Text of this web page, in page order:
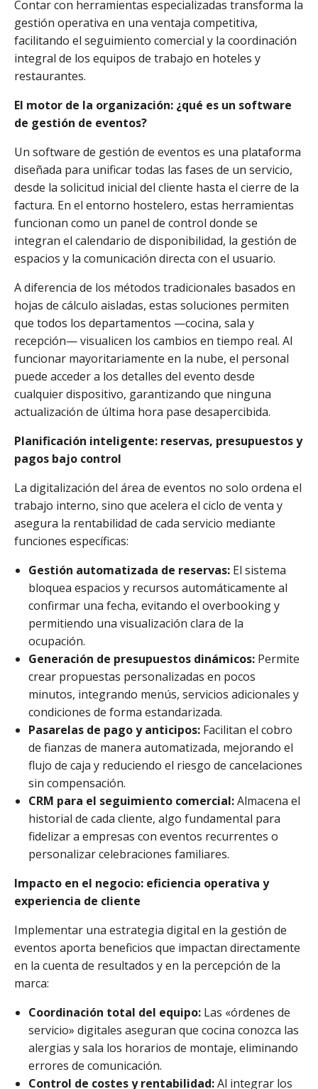
Contar con herramientas especializadas transforma la
gestión operativa en una ventaja competitiva,
facilitando el seguimiento comercial y la coordinación
integral de los equipos de trabajo en hoteles y
restaurantes.
El motor de la organización: ¿qué es un software
de gestión de eventos?
Un software de gestión de eventos es una plataforma
diseñada para unificar todas las fases de un servicio,
desde la solicitud inicial del cliente hasta el cierre de la
factura. En el entorno hostelero, estas herramientas
funcionan como un panel de control donde se
integran el calendario de disponibilidad, la gestión de
espacios y la comunicación directa con el usuario.
A diferencia de los métodos tradicionales basados en
hojas de cálculo aisladas, estas soluciones permiten
que todos los departamentos —cocina, sala y
recepción— visualicen los cambios en tiempo real. Al
funcionar mayoritariamente en la nube, el personal
puede acceder a los detalles del evento desde
cualquier dispositivo, garantizando que ninguna
actualización de última hora pase desapercibida.
Planificación inteligente: reservas, presupuestos y
pagos bajo control
La digitalización del área de eventos no solo ordena el
trabajo interno, sino que acelera el ciclo de venta y
asegura la rentabilidad de cada servicio mediante
funciones específicas:
Gestión automatizada de reservas: El sistema
bloquea espacios y recursos automáticamente al
confirmar una fecha, evitando el overbooking y
permitiendo una visualización clara de la
ocupación.
Generación de presupuestos dinámicos: Permite
crear propuestas personalizadas en pocos
minutos, integrando menús, servicios adicionales y
condiciones de forma estandarizada.
Pasarelas de pago y anticipos: Facilitan el cobro
de fianzas de manera automatizada, mejorando el
flujo de caja y reduciendo el riesgo de cancelaciones
sin compensación.
CRM para el seguimiento comercial:Almacena el
historial de cada cliente, algo fundamental para
fidelizar a empresas con eventos recurrentes o
personalizar celebraciones familiares.
Impacto en el negocio: eficiencia operativa y
experiencia de cliente
Implementar una estrategia digital en la gestión de
eventos aporta beneficios que impactan directamente
en la cuenta de resultados y en la percepción de la
marca:
Coordinación total del equipo: Las «órdenes de
servicio» digitales aseguran que cocina conozca las
alergias y sala los horarios de montaje, eliminando
errores de comunicación.
Control de costes y rentabilidad:Al integrar los